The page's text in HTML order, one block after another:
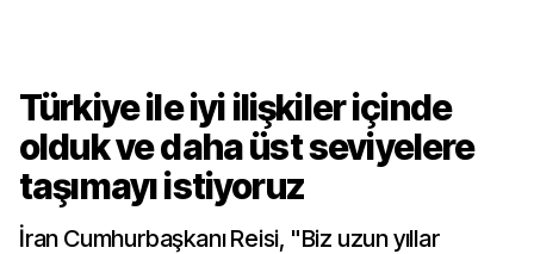
Türkiye ile iyi ilişkiler içinde
olduk ve daha üst seviyelere
taşımayı istiyoruz
İran Cumhurbaşkanı Reisi, "Biz uzun yıllar